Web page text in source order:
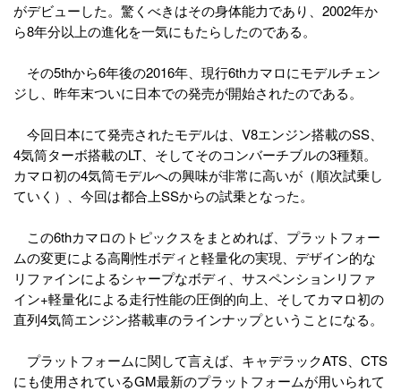
がデビューした。驚くべきはその身体能力であり、2002年か
ら8年分以上の進化を一気にもたらしたのである。
その5thから6年後の2016年、現行6thカマロにモデルチェン
ジし、昨年末ついに日本での発売が開始されたのである。
今回日本にて発売されたモデルは、V8エンジン搭載のSS、
4気筒ターボ搭載のLT、そしてそのコンバーチブルの3種類。
カマロ初の4気筒モデルへの興味が非常に高いが（順次試乗し
ていく）、今回は都合上SSからの試乗となった。
この6thカマロのトピックスをまとめれば、プラットフォー
ムの変更による高剛性ボディと軽量化の実現、デザイン的な
リファインによるシャープなボディ、サスペンションリファ
イン+軽量化による走行性能の圧倒的向上、そしてカマロ初の
直列4気筒エンジン搭載車のラインナップということになる。
プラットフォームに関して言えば、キャデラックATS、CTS
にも使用されているGM最新のプラットフォームが用いられて